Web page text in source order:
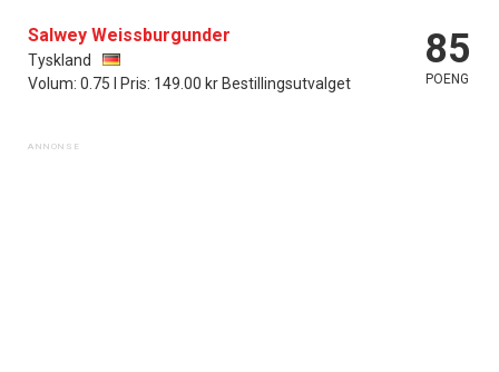
Salwey Weissburgunder
Tyskland
Volum: 0.75 l Pris: 149.00 kr Bestillingsutvalget
85
POENG